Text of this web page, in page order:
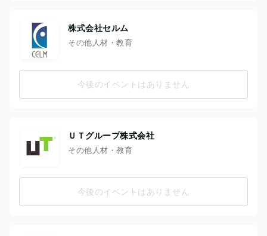
株式会社セルム
その他人材・教育
今後のイベントはありません
ＵＴグループ株式会社
その他人材・教育
今後のイベントはありません